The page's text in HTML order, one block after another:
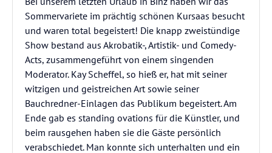
Sommervariete im prächtig schönen Kursaas besucht
und waren total begeistert! Die knapp zweistündige
Show bestand aus Akrobatik-, Artistik- und Comedy-
Acts, zusammengeführt von einem singenden
Moderator. Kay Scheffel, so hieß er, hat mit seiner
witzigen und geistreichen Art sowie seiner
Bauchredner-Einlagen das Publikum begeistert. Am
Ende gab es standing ovations für die Künstler, und
beim rausgehen haben sie die Gäste persönlich
verabschiedet. Man konnte sich unterhalten und ein